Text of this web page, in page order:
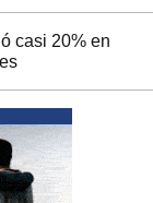
casi 20% en